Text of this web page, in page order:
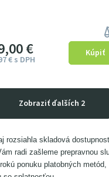
00€
€ s DPH
Zobraziť ďalších 2
rozsiahla skladová
radi zašleme prepravnou
ponuku platobných